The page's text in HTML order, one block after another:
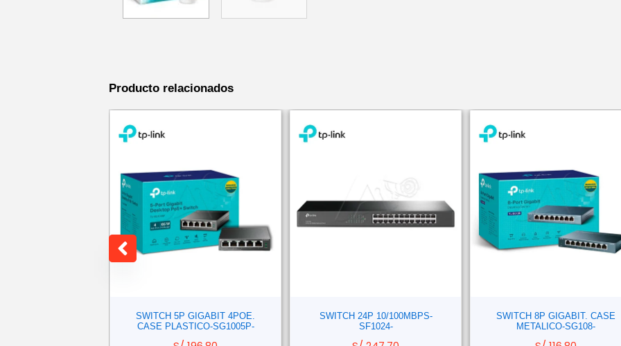
Producto relacionados
SWITCH 5P GIGABIT 4POE.
CASE PLASTICO-SG1005P-
SWITCH 24P 10/100MBPS-
SF1024-
SWITCH 8P GIGABIT. CASE
METALICO-SG108-